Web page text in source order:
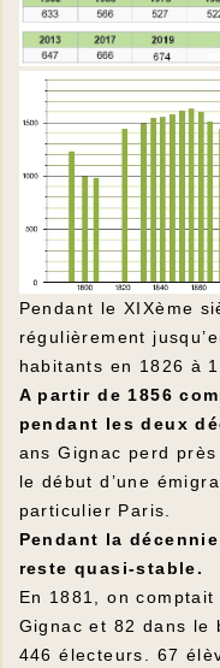
Pendant le XIXème
régulièrement
habitants en 1826 à
A partir de 1856
pendant les deux
ans Gignac perd
le début d’une
particulier Paris.
Pendant la
reste quasi-stable.
En 1881, on
Gignac et 82 dans le
446 électeurs. 67